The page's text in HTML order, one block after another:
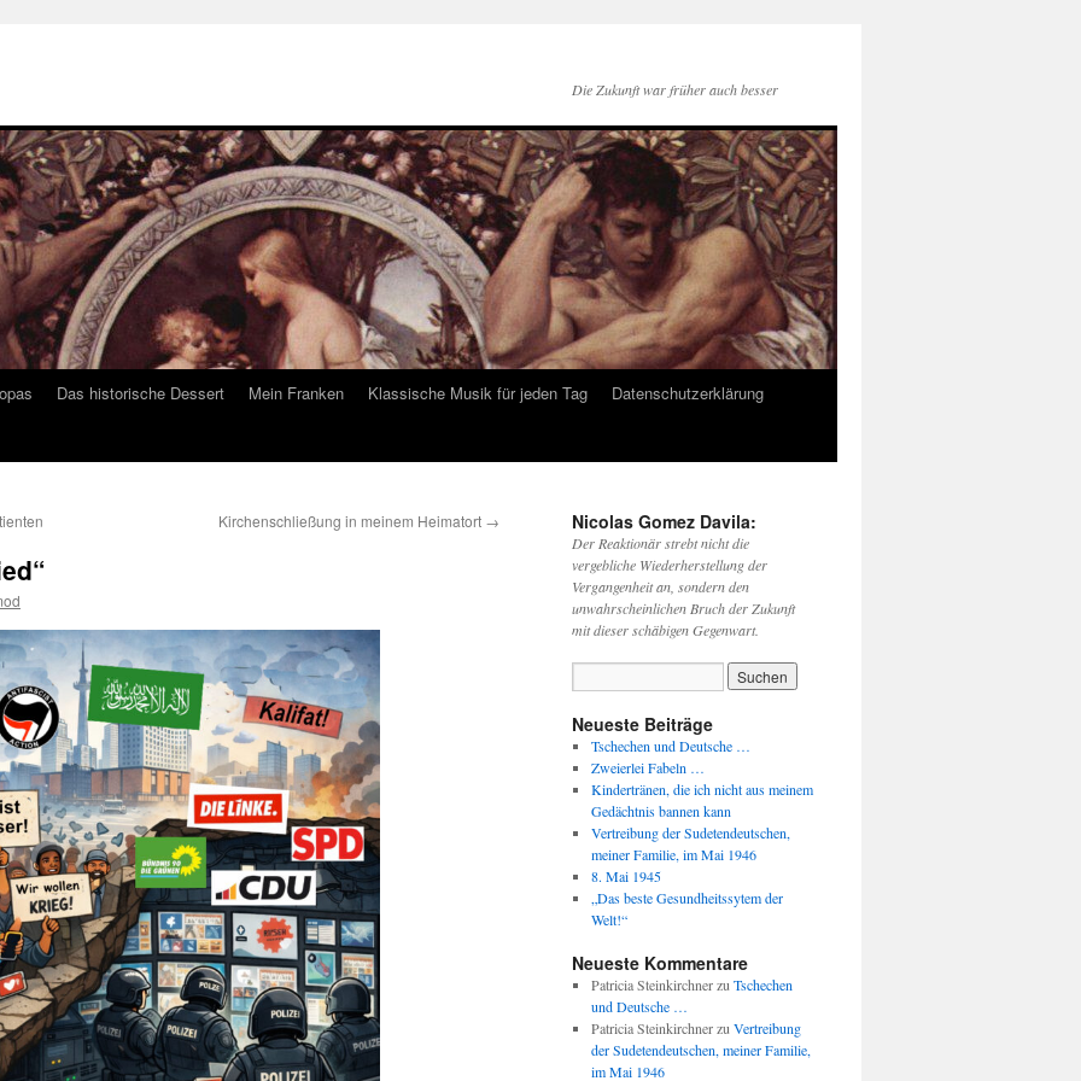
Die Zukunft war früher auch besser
Das historische Dessert Mein Franken Klassische Musik für jeden Tag
Datenschutzerklärung
Kirchenschließung in meinem Heimatort → Nicolas Gomez Davila:
Der Reaktionär strebt nicht die
vergebliche Wiederherstellung der
Vergangenheit an, sondern den
unwahrscheinlichen Bruch der Zukunft
mit dieser schäbigen Gegenwart.
Neueste Beiträge
Tschechen und Deutsche …
Zweierlei Fabeln …
Kindertränen, die ich nicht aus meinem
Gedächtnis bannen kann
Vertreibung der Sudetendeutschen,
meiner Familie, im Mai 1946
8. Mai 1945
„Das beste Gesundheitssytem der
Welt!“
Neueste Kommentare
Patricia Steinkirchnerzu Tschechen
und Deutsche …
Patricia Steinkirchnerzu Vertreibung
der Sudetendeutschen, meiner Familie,
im Mai 1946